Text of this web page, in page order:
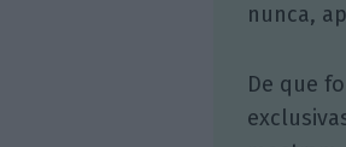
nunca,
De que